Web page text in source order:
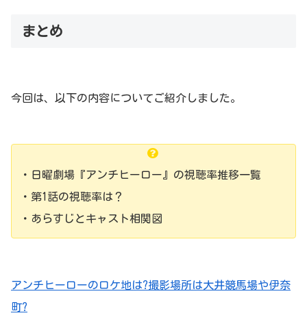
まとめ
今回は、以下の内容についてご紹介しました。
・日曜劇場『アンチヒーロー』の視聴率推移一覧
・第1話の視聴率は？
・あらすじとキャスト相関図
アンチヒーローのロケ地は?撮影場所は大井競馬場や伊奈
町?